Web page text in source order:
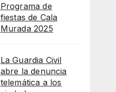
Programa de
fiestas de Cala
Murada 2025
La Guardia Civil
abre la denuncia
telemática a los